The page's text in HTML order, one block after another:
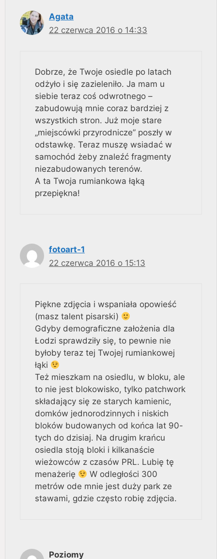
Agata
22 czerwca 2016 o 14:33
Dobrze, że Twoje osiedle po latach
odżyło i się zazieleniło. Ja mam u
siebie teraz coś odwrotnego –
zabudowują mnie coraz bardziej z
wszystkich stron. Już moje stare
„miejscówki przyrodnicze” poszły w
odstawkę. Teraz muszę wsiadać w
samochód żeby znaleźć fragmenty
niezabudowanych terenów.
A ta Twoja rumiankowa łąką
przepiękna!
fotoart-1
22 czerwca 2016 o 15:13
Piękne zdjęcia i wspaniała opowieść
(masz talent pisarski)
Gdyby demograficzne założenia dla
Łodzi sprawdziły się, to pewnie nie
byłoby teraz tej Twojej rumiankowej
łąki
Też mieszkam na osiedlu, w bloku, ale
to nie jest blokowisko, tylko patchwork
składający się ze starych kamienic,
domków jednorodzinnych i niskich
bloków budowanych od końca lat 90-
tych do dzisiaj. Na drugim krańcu
osiedla stoją bloki i kilkanaście
wieżowców z czasów PRL. Lubię tę
menażerię
W odległości 300
metrów ode mnie jest duży park ze
stawami, gdzie często robię zdjęcia.
Poziomy